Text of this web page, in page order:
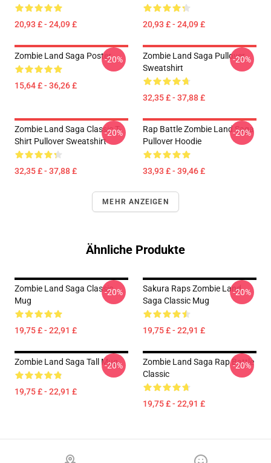
20,93 £ - 24,09 £ 20,93 £ - 24,09 £
Zombie Land Saga Poster
15,64 £ - 36,26 £
-20%
Zombie Land Saga Pullover
Sweatshirt
32,35 £ - 37,88 £
-20%
Zombie Land Saga Classic T-
Shirt Pullover Sweatshirt
32,35 £ - 37,88 £
-20%
Rap Battle Zombie Land Saga
Pullover Hoodie
33,93 £ - 39,46 £
-20%
MEHR ANZEIGEN
Ähnliche Produkte
Zombie Land Saga Classic
Mug
19,75 £ - 22,91 £
-20%
Sakura Raps Zombie Land
Saga Classic Mug
19,75 £ - 22,91 £
-20%
Zombie Land Saga Tall Mug
19,75 £ - 22,91 £
-20%
Zombie Land Saga Rap Battle
Classic
19,75 £ - 22,91 £
-20%